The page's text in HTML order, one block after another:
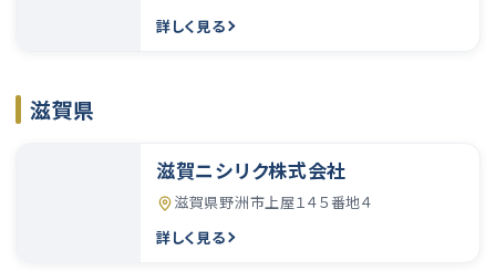
詳しく見る
滋賀県
滋賀ニシリク株式会社
滋賀県野洲市上屋１４５番地４
詳しく見る